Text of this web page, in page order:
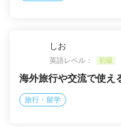
しお
英語レベル：
初級
海外旅行や交流で使え
旅行・留学